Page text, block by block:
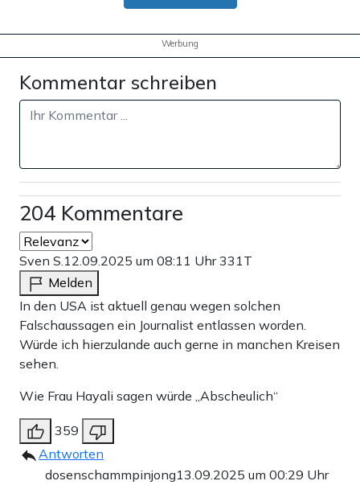
Werbung
Kommentar schreiben
204 Kommentare
Sven S.12.09.2025 um 08:11 Uhr331T
Melden
In den USA ist aktuell genau wegen solchen
Falschaussagen ein Journalist entlassen worden.
Würde ich hierzulande auch gerne in manchen Kreisen
sehen.
Wie Frau Hayali sagen würde „Abscheulich“
359
Antworten
dosenschammpinjong13.09.2025 um 00:29 Uhr